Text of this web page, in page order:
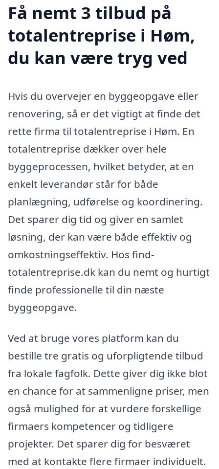
Få nemt 3 tilbud på
totalentreprise i Høm,
du kan være tryg ved
Hvis du overvejer en byggeopgave eller
renovering, så er det vigtigt at finde det
rette firma til totalentreprise i Høm. En
totalentreprise dækker over hele
byggeprocessen, hvilket betyder, at en
enkelt leverandør står for både
planlægning, udførelse og koordinering.
Det sparer dig tid og giver en samlet
løsning, der kan være både effektiv og
omkostningseffektiv. Hos find-
totalentreprise.dk kan du nemt og hurtigt
finde professionelle til din næste
byggeopgave.
Ved at bruge vores platform kan du
bestille tre gratis og uforpligtende tilbud
fra lokale fagfolk. Dette giver dig ikke blot
en chance for at sammenligne priser, men
også mulighed for at vurdere forskellige
firmaers kompetencer og tidligere
projekter. Det sparer dig for besværet
med at kontakte flere firmaer individuelt.